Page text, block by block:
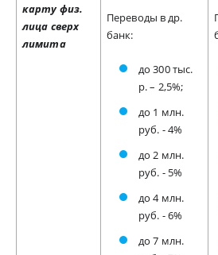
карту физ.
лица сверх
лимита
Переводы в др.
банк:
до 300 тыс.
р. – 2,5%;
до 1 млн.
руб. - 4%
до 2 млн.
руб. - 5%
до 4 млн.
руб. - 6%
до 7 млн.